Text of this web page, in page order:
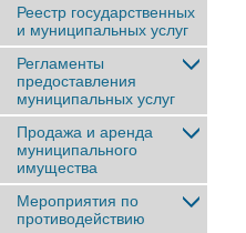
Реестр государственных
и муниципальных услуг
Регламенты
предоставления
муниципальных услуг
Продажа и аренда
муниципального
имущества
Мероприятия по
противодействию